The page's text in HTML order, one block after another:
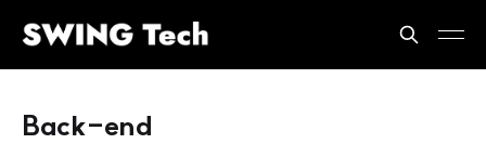
Back-end